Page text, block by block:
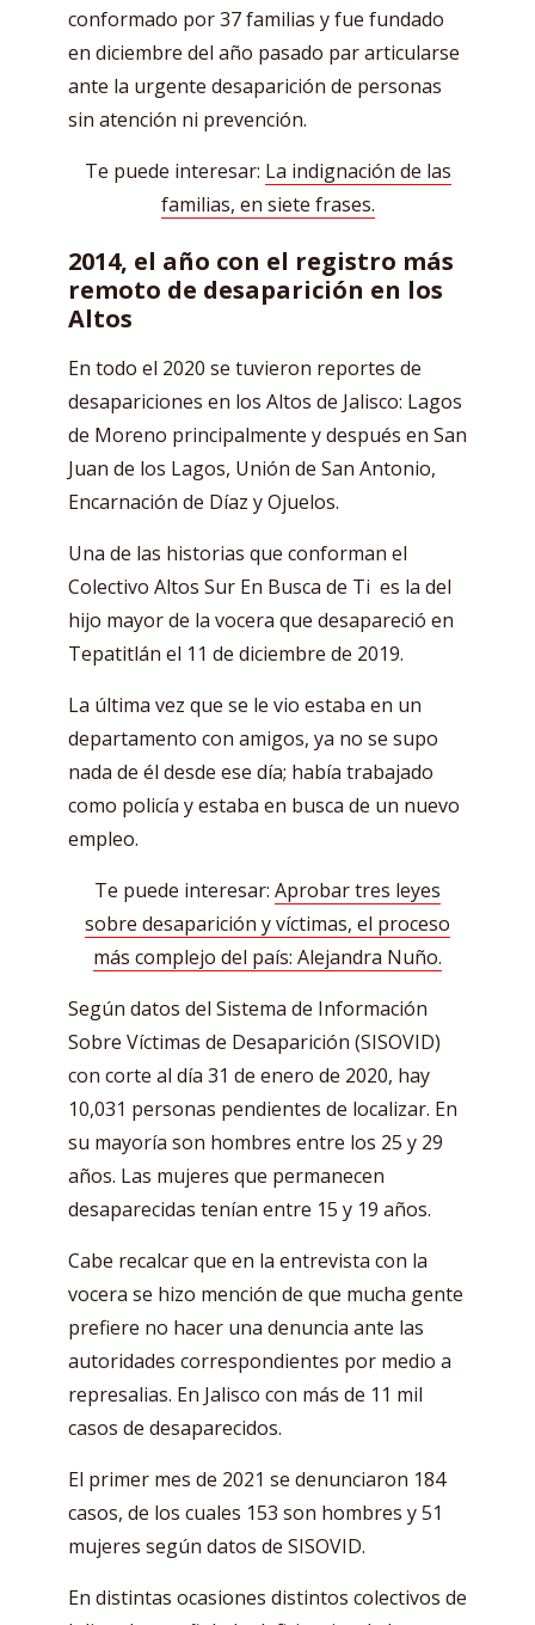
conformado por 37 familias y fue fundado
en diciembre del año pasado par articularse
ante la urgente desaparición de personas
sin atención ni prevención.
Te puede interesar: La indignación de las
familias, en siete frases.
2014, el año con el registro más
remoto de desaparición en los
Altos
En todo el 2020 se tuvieron reportes de
desapariciones en los Altos de Jalisco: Lagos
de Moreno principalmente y después en San
Juan de los Lagos, Unión de San Antonio,
Encarnación de Díaz y Ojuelos.
Una de las historias que conforman el
Colectivo Altos Sur En Busca de Ti es la del
hijo mayor de la vocera que desapareció en
Tepatitlán el 11 de diciembre de 2019.
La última vez que se le vio estaba en un
departamento con amigos, ya no se supo
nada de él desde ese día; había trabajado
como policía y estaba en busca de un nuevo
empleo.
Te puede interesar: Aprobar tres leyes
sobre desaparición y víctimas, el proceso
más complejo del país: Alejandra Nuño.
Según datos del Sistema de Información
Sobre Víctimas de Desaparición (SISOVID)
con corte al día 31 de enero de 2020, hay
10,031 personas pendientes de localizar. En
su mayoría son hombres entre los 25 y 29
años. Las mujeres que permanecen
desaparecidas tenían entre 15 y 19 años.
Cabe recalcar que en la entrevista con la
vocera se hizo mención de que mucha gente
prefiere no hacer una denuncia ante las
autoridades correspondientes por medio a
represalias. En Jalisco con más de 11 mil
casos de desaparecidos.
El primer mes de 2021 se denunciaron 184
casos, de los cuales 153 son hombres y 51
mujeres según datos de SISOVID.
En distintas ocasiones distintos colectivos de